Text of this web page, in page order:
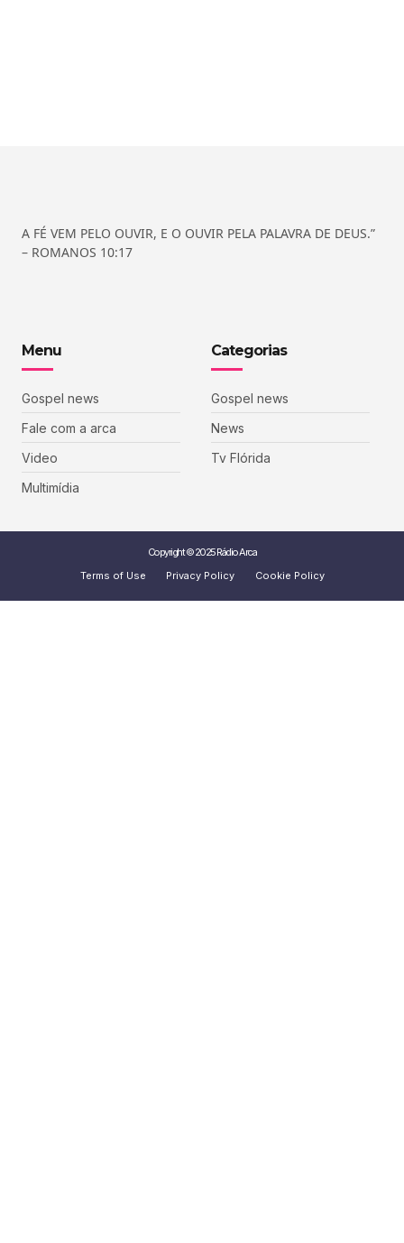
A FÉ VEM PELO OUVIR, E O OUVIR PELA PALAVRA DE DEUS.”
– ROMANOS 10:17
Menu
Gospel news
Fale com a arca
Video
Multimídia
Categorias
Gospel news
News
Tv Flórida
Copyright © 2025 Rádio Arca
Terms of Use
Privacy Policy Cookie Policy